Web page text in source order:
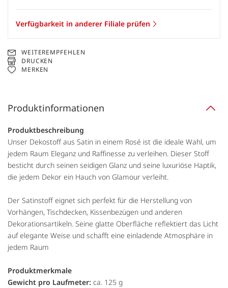
Verfügbarkeit in anderer Filiale prüfen
WEITEREMPFEHLEN
DRUCKEN
MERKEN
Produktinformationen
Produktbeschreibung
Unser Dekostoff aus Satin in einem Rosé ist die ideale Wahl, um
jedem Raum Eleganz und Raffinesse zu verleihen. Dieser Stoff
besticht durch seinen seidigen Glanz und seine luxuriöse Haptik,
die jedem Dekor ein Hauch von Glamour verleiht.
Der Satinstoff eignet sich perfekt für die Herstellung von
Vorhängen, Tischdecken, Kissenbezügen und anderen
Dekorationsartikeln. Seine glatte Oberfläche reflektiert das Licht
auf elegante Weise und schafft eine einladende Atmosphäre in
jedem Raum
Produktmerkmale
Gewicht pro Laufmeter: ca. 125 g